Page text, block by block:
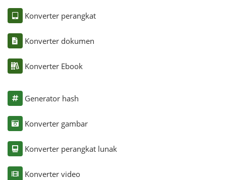
Konverter perangkat
Konverter dokumen
Konverter Ebook
Generator hash
Konverter gambar
Konverter perangkat lunak
Konverter video